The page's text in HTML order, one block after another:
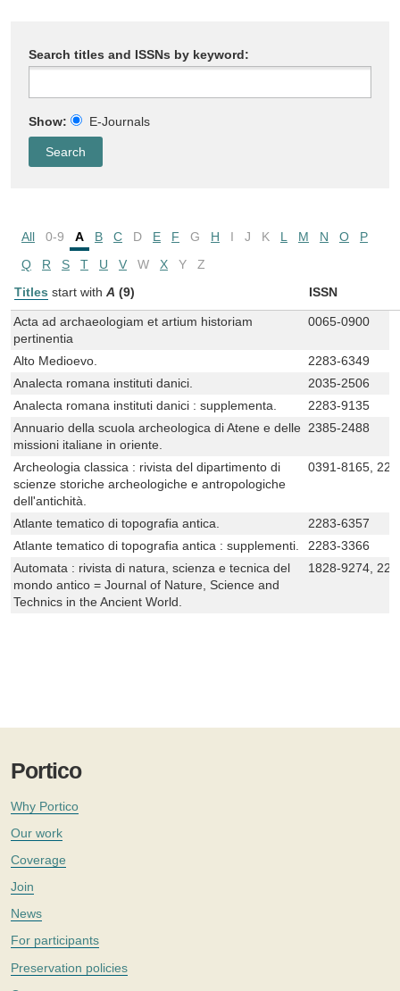
Search titles and ISSNs by keyword:
Show: E-Journals
All 0-9 A B C D E F G H I J K L M N O
P
Q
R S T U V W X Y
Z
Titles start with A (9) ISSN
Acta ad archaeologiam et artium historiam
pertinentia
0065-0900
Alto Medioevo.
2283-6349
Analecta romana instituti danici.
2035-2506
Analecta romana instituti danici : supplementa.
2283-9135
Annuario della scuola archeologica di Atene e delle
missioni italiane in oriente.
2385-2488
Archeologia classica : rivista del dipartimento di
scienze storiche archeologiche e antropologiche
dell'antichità.
0391-8165,
Atlante tematico di topografia antica.
2283-6357
Atlante tematico di topografia antica : supplementi.
2283-3366
Automata : rivista di natura, scienza e tecnica del
mondo antico = Journal of Nature, Science and
Technics in the Ancient World.
1828-9274,
Portico
Why Portico
Our work
Coverage
Join
News
For participants
Preservation policies